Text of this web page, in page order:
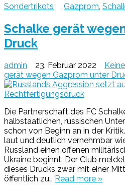
Sondertrikots
Gazprom,
Schalke gerät
Druck
admin 23. Februar 2022
gerät wegen Gazprom unter
Die Partnerschaft des FC
halbstaatlichen, russischen
schon von Beginn an in der
laut und deutlich vernehmbar
Russland einen offenen
Ukraine beginnt. Der Club
dieses Drucks zwar mit einer
öffentlich zu… Read more »